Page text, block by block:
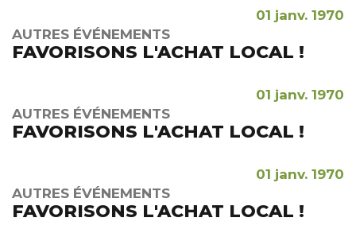
01 janv. 1970
AUTRES ÉVÉNEMENTS
FAVORISONS L'ACHAT LOCAL !
01 janv. 1970
AUTRES ÉVÉNEMENTS
FAVORISONS L'ACHAT LOCAL !
01 janv. 1970
AUTRES ÉVÉNEMENTS
FAVORISONS L'ACHAT LOCAL !